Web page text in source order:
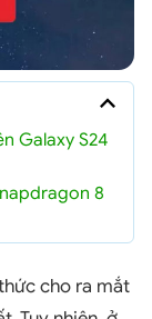
Galaxy S24
8
cho ra mắt